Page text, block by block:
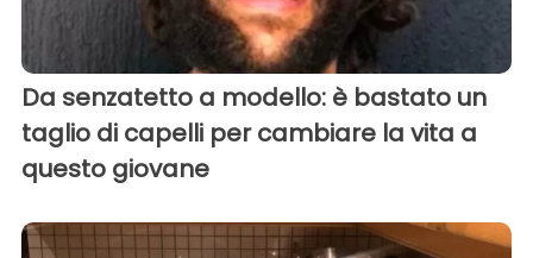
Da senzatetto a modello: è bastato un
taglio di capelli per cambiare la vita a
questo giovane